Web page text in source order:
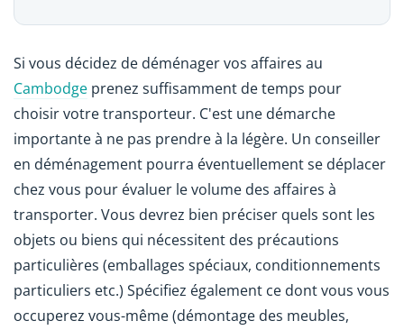
Si vous décidez de déménager vos affaires au
Cambodge prenez suffisamment de temps pour
choisir votre transporteur. C'est une démarche
importante à ne pas prendre à la légère. Un conseiller
en déménagement pourra éventuellement se déplacer
chez vous pour évaluer le volume des affaires à
transporter. Vous devrez bien préciser quels sont les
objets ou biens qui nécessitent des précautions
particulières (emballages spéciaux, conditionnements
particuliers etc.) Spécifiez également ce dont vous vous
occuperez vous-même (démontage des meubles,